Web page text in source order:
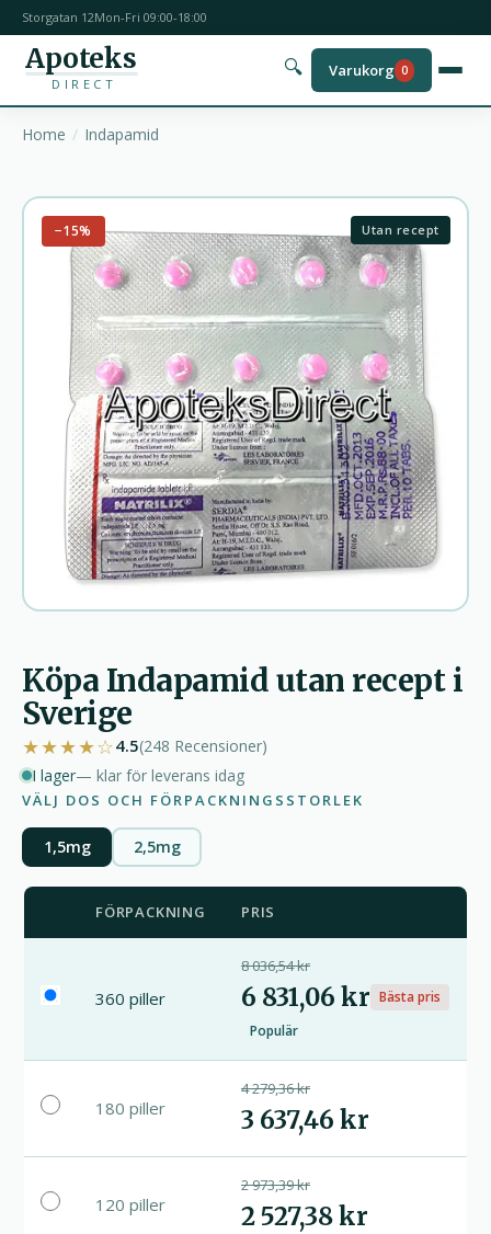
Storgatan 12Mon-Fri 09:00-18:00
Apoteks
DIRECT
🔍 Varukorg 0
Home Indapamid
−15% Utan recept
Köpa Indapamid utan recept i
Sverige
★★★★☆4.5(248 Recensioner)
I lager— klar för leverans idag
VÄLJ DOS OCH FÖRPACKNINGSSTORLEK
1,5mg 2,5mg
FÖRPACKNING PRIS
360 piller
8 036,54 kr
6 831,06 kr Bästa pris
Populär
180 piller
4 279,36 kr
3 637,46 kr
120 piller
2 973,39 kr
2 527,38 kr